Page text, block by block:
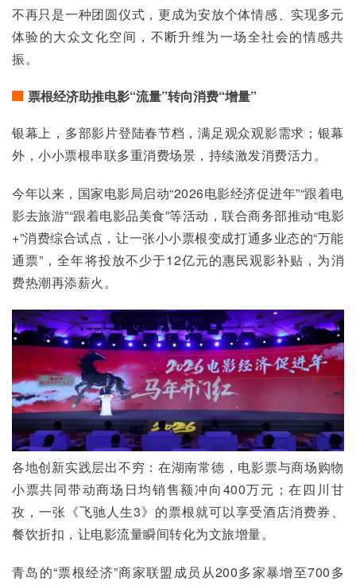
不再只是一种团圆仪式，更成为安放个体情感、实现多元
体验的大众文化空间，不断升维为一场全社会的情感共
振。
票根经济助推电影“流量”转向消费“增量”
银幕上，多部影片登陆春节档，满足观众观影需求；银幕
外，小小票根串联多重消费场景，持续激发消费活力。
今年以来，国家电影局启动“2026电影经济促进年”“跟着电
影去旅游”“跟着电影品美食”等活动，联合商务部推动“电影
+”消费综合试点，让一张小小票根变成打通多业态的“万能
通票”，全年将投放不少于12亿元的惠民观影补贴，为消
费热潮再添薪火。
各地创新实践层出不穷：在湖南常德，电影票与商场购物
小票共同带动商场日均销售额冲向400万元；在四川甘
孜，一张《飞驰人生3》的票根就可以享受酒店消费券、
餐饮折扣，让电影流量瞬间转化为文旅增量。
青岛的“票根经济”商家联盟成员从200多家暴增至700多